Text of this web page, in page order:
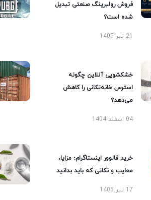
فروش رولبرینگ صنعتی تبدیل
شده است؟
21 تیر 1405
خشکشویی آنلاین چگونه
استرس خانه‌تکانی را کاهش
می‌دهد؟
04 اسفند 1404
خرید فالوور اینستاگرام؛ مزایا،
معایب و نکاتی که باید بدانید
17 تیر 1405